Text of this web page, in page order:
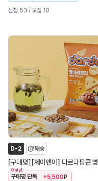
신청 50 / 모집 10
D-2 배송
[구매평] [제이앤이 ] 다르다팝콘 병아리콩칩
Only!
구매평 단독 +5,500P